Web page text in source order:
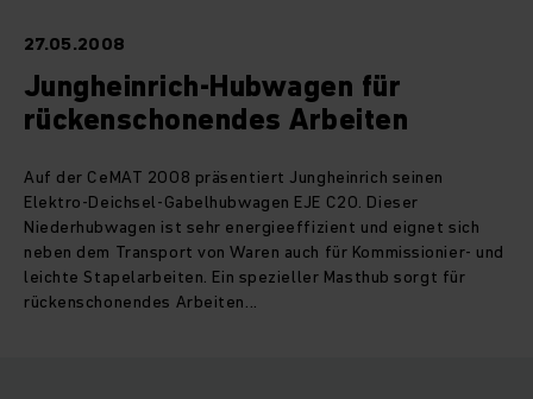
27.05.2008
Jungheinrich-Hubwagen für
rückenschonendes Arbeiten
Auf der CeMAT 2008 präsentiert Jungheinrich seinen
Elektro-Deichsel-Gabelhubwagen EJE C20. Dieser
Niederhubwagen ist sehr energieeffizient und eignet sich
neben dem Transport von Waren auch für Kommissionier- und
leichte Stapelarbeiten. Ein spezieller Masthub sorgt für
rückenschonendes Arbeiten...